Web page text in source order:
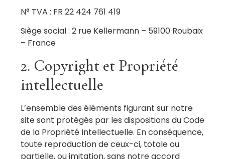
N° TVA : FR 22 424 761 419
Siège social : 2 rue Kellermann – 59100 Roubaix
– France
2. Copyright et Propriété
intellectuelle
L’ensemble des éléments figurant sur notre
site sont protégés par les dispositions du Code
de la Propriété Intellectuelle. En conséquence,
toute reproduction de ceux-ci, totale ou
partielle, ou imitation, sans notre accord